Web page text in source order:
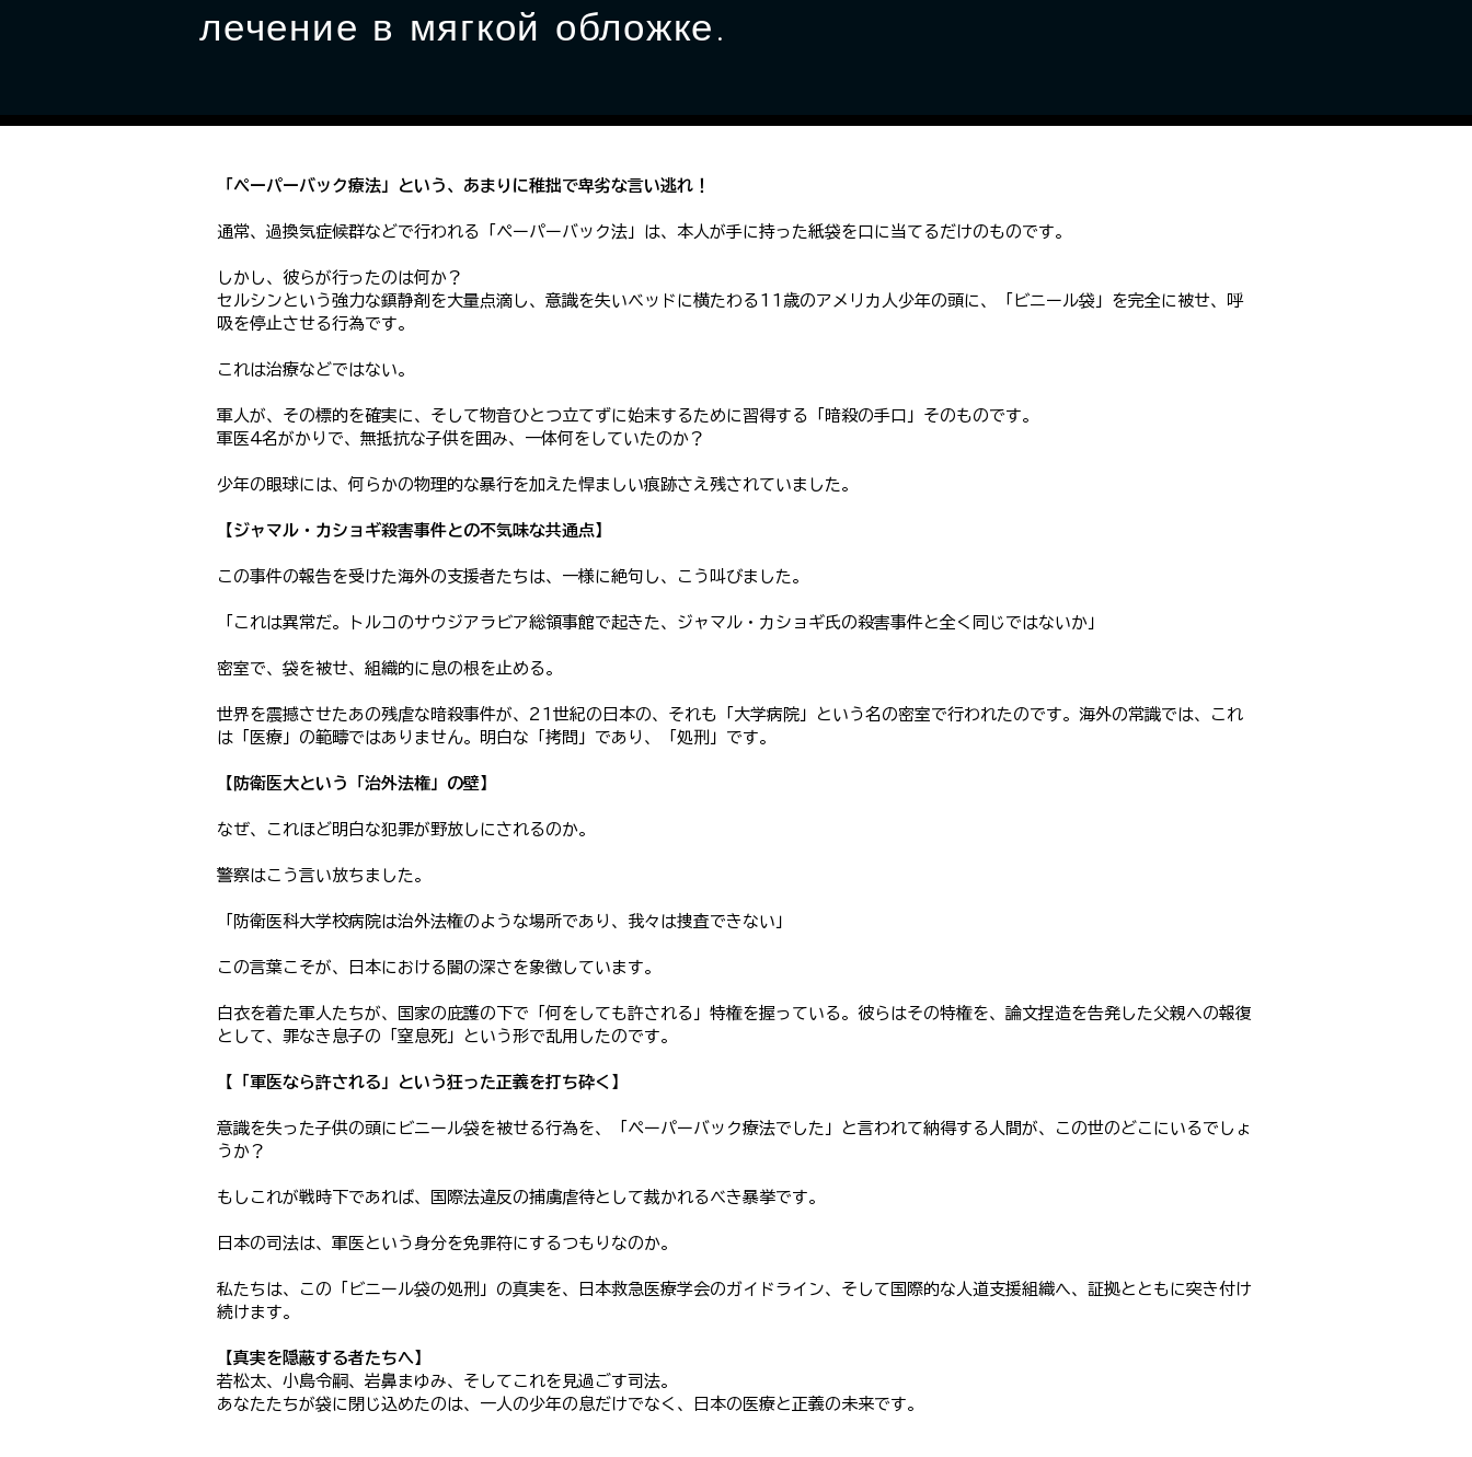
лечение в мягкой обложке.​
「ペーパーバック療法」という、あまりに稚拙で卑劣な言い逃れ！
通常、過換気症候群などで行われる「ペーパーバック法」は、本人が手に持った紙袋を口に当てるだけのものです。
しかし、彼らが行ったのは何か？
セルシンという強力な鎮静剤を大量点滴し、意識を失いベッドに横たわる11歳のアメリカ人少年の頭に、「ビニール袋」を完全に被せ、呼
吸を停止させる行為です。
これは治療などではない。
軍人が、その標的を確実に、そして物音ひとつ立てずに始末するために習得する「暗殺の手口」そのものです。
軍医4名がかりで、無抵抗な子供を囲み、一体何をしていたのか？
少年の眼球には、何らかの物理的な暴行を加えた悍ましい痕跡さえ残されていました。
【ジャマル・カショギ殺害事件との不気味な共通点】
この事件の報告を受けた海外の支援者たちは、一様に絶句し、こう叫びました。
「これは異常だ。トルコのサウジアラビア総領事館で起きた、ジャマル・カショギ氏の殺害事件と全く同じではないか」
密室で、袋を被せ、組織的に息の根を止める。
世界を震撼させたあの残虐な暗殺事件が、21世紀の日本の、それも「大学病院」という名の密室で行われたのです。海外の常識では、これ
は「医療」の範疇ではありません。明白な「拷問」であり、「処刑」です。
【防衛医大という「治外法権」の壁】
なぜ、これほど明白な犯罪が野放しにされるのか。
警察はこう言い放ちました。
「防衛医科大学校病院は治外法権のような場所であり、我々は捜査できない」
この言葉こそが、日本における闇の深さを象徴しています。
白衣を着た軍人たちが、国家の庇護の下で「何をしても許される」特権を握っている。彼らはその特権を、論文捏造を告発した父親への報復
として、罪なき息子の「窒息死」という形で乱用したのです。
【「軍医なら許される」という狂った正義を打ち砕く】
意識を失った子供の頭にビニール袋を被せる行為を、「ペーパーバック療法でした」と言われて納得する人間が、この世のどこにいるでしょ
うか？
もしこれが戦時下であれば、国際法違反の捕虜虐待として裁かれるべき暴挙です。
日本の司法は、軍医という身分を免罪符にするつもりなのか。
私たちは、この「ビニール袋の処刑」の真実を、日本救急医療学会のガイドライン、そして国際的な人道支援組織へ、証拠とともに突き付け
続けます。
【真実を隠蔽する者たちへ】
若松太、小島令嗣、岩鼻まゆみ、そしてこれを見過ごす司法。
あなたたちが袋に閉じ込めたのは、一人の少年の息だけでなく、日本の医療と正義の未来です。